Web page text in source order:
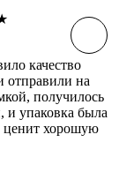
качество
отправили на
получилось
и упаковка была
ценит хорошую